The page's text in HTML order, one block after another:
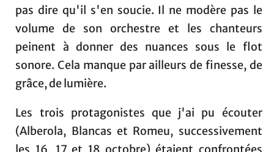
pas dire qu'il s'en soucie. Il ne modère pas le
volume de son orchestre et les chanteurs
peinent à donner des nuances sous le flot
sonore. Cela manque par ailleurs de finesse, de
grâce, de lumière.
Les trois protagonistes que j'ai pu écouter
(Alberola, Blancas et Romeu, successivement